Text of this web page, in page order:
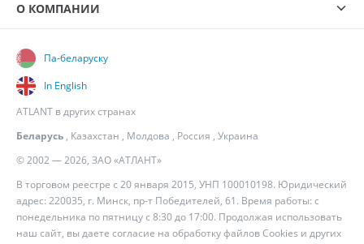
О КОМПАНИИ
© 2002 — 2026, ЗАО «АТЛАНТ»
В торговом реестре с 20 января 2015, УНП 100010198. Юридический
адрес: 220035, г. Минск, пр-т Победителей, 61. Время работы: с
понедельника по пятницу с 8:30 до 17:00. Продолжая использовать
наш сайт, вы даете согласие на обработку файлов Cookies и других
Па-беларуску
In English
ATLANT в других странах
Беларусь , Казахстан , Молдова , Россия , Украина